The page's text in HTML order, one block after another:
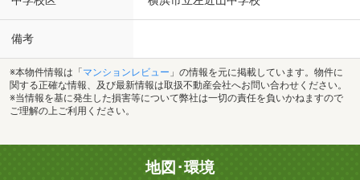
備考
※本物件情報は「 マンションレビュー 」の情報を元に掲載しています。物件に
関する正確な情報、及び最新情報は取扱不動産会社へお問い合わせください。
※当情報を基に発生した損害等について弊社は一切の責任を負いかねますので
ご理解の上ご利用ください。
地図･環境